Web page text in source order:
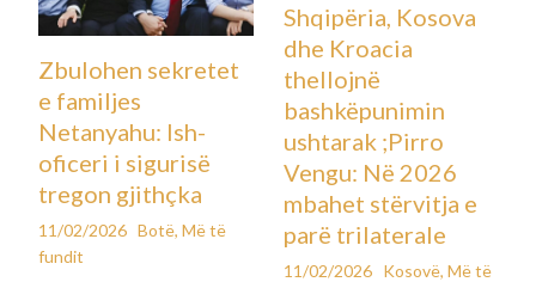
Zbulohen sekretet
e familjes
Netanyahu: Ish-
oficeri i sigurisë
tregon gjithçka
11/02/2026 Botë,Më të
fundit
Shqipëria, Kosova
dhe Kroacia
thellojnë
bashkëpunimin
ushtarak ;Pirro
Vengu: Në 2026
mbahet stërvitja e
parë trilaterale
11/02/2026 Kosovë, Më të